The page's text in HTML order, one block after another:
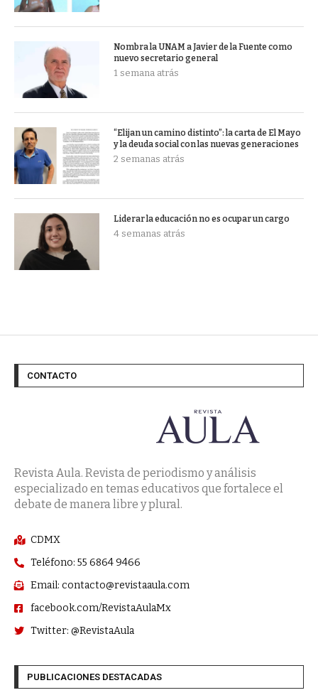
Nombra la UNAM a Javier de la Fuente como
nuevo secretario general
1 semana atrás
“Elijan un camino distinto”: la carta de El Mayo
y la deuda social con las nuevas generaciones
2 semanas atrás
Liderar la educación no es ocupar un cargo
4 semanas atrás
CONTACTO
Revista Aula. Revista de periodismo y análisis
especializado en temas educativos que fortalece el
debate de manera libre y plural.
CDMX
Teléfono: 55 6864 9466
Email: contacto@revistaaula.com
facebook.com/RevistaAulaMx
Twitter: @RevistaAula
PUBLICACIONES DESTACADAS